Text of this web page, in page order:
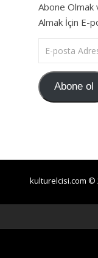
Abone
Almak İçin E-
E-posta Adresi
Abone ol
kulturelcisi.com ©